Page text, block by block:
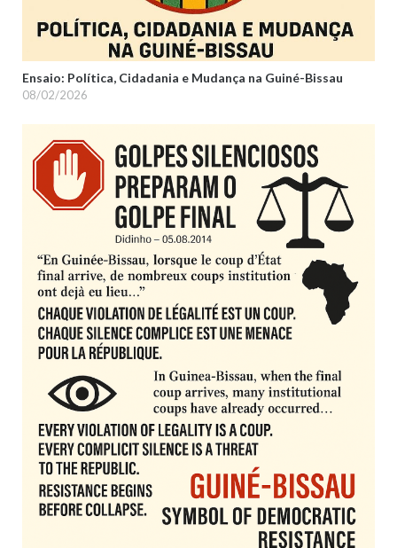
Ensaio: Política, Cidadania e Mudança na Guiné-Bissau
08/02/2026